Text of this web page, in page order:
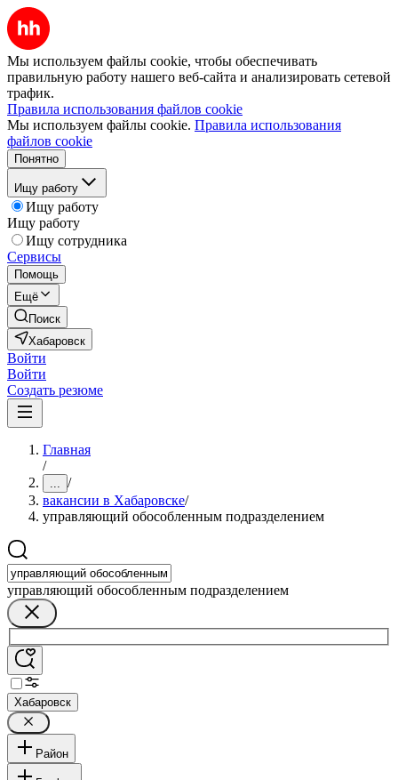
Мы используем файлы cookie, чтобы обеспечивать
правильную работу нашего веб-сайта и анализировать сетевой
трафик.
Правила использования файлов cookie
Мы используем файлы cookie. Правила использования
файлов cookie
Понятно
Ищу работу
Ищу работу
Ищу работу
Ищу сотрудника
Сервисы
Помощь
Ещё
Поиск
Хабаровск
Войти
Войти
Создать резюме
Главная
/
... /
вакансии в Хабаровске/
управляющий обособленным подразделением
управляющий обособленным подразделением
Хабаровск
Район